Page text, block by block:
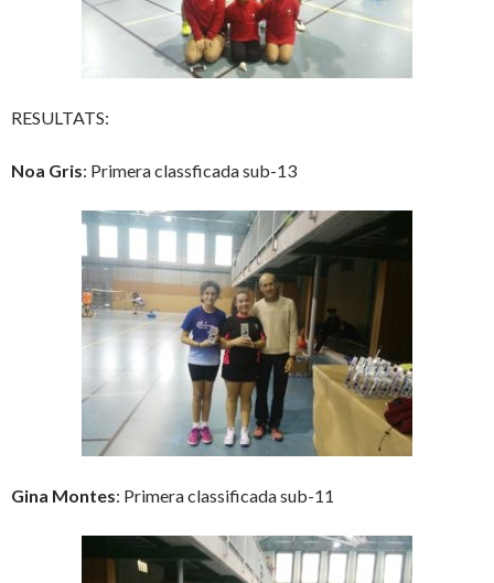
RESULTATS:
Noa Gris: Primera classficada sub-13
Gina Montes: Primera classificada sub-11